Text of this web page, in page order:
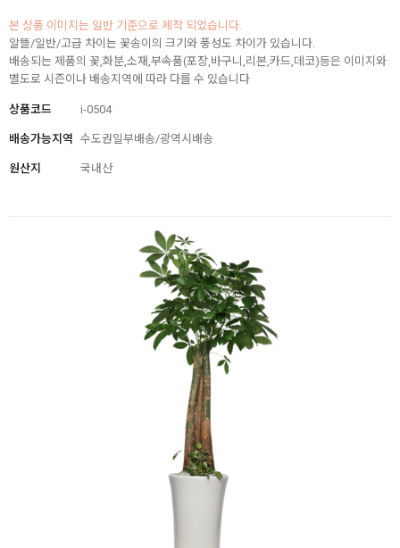
본 상품 이미지는 일반 기준으로 제작 되었습니다.
알뜰/일반/고급 차이는 꽃송이의 크기와 풍성도 차이가 있습니다.
배송되는 제품의 꽃,화분,소재,부속품(포장,바구니,리본,카드,데코)등은 이미지와
별도로 시즌이나 배송지역에 따라 다를 수 있습니다
상품코드 i-0504
배송가능지역 수도권일부배송/광역시배송
원산지 국내산